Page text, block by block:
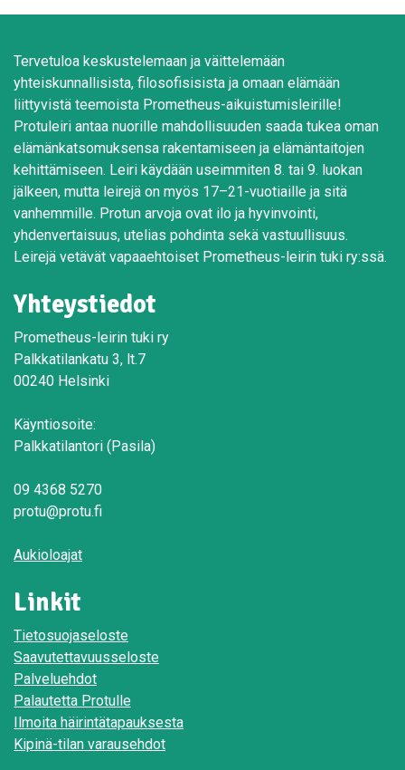
Tervetuloa keskustelemaan ja väittelemään
yhteiskunnallisista, filosofisisista ja omaan elämään
liittyvistä teemoista Prometheus-aikuistumisleirille!
Protuleiri antaa nuorille mahdollisuuden saada tukea oman
elämänkatsomuksensa rakentamiseen ja elämäntaitojen
kehittämiseen. Leiri käydään useimmiten 8. tai 9. luokan
jälkeen, mutta leirejä on myös 17–21-vuotiaille ja sitä
vanhemmille. Protun arvoja ovat ilo ja hyvinvointi,
yhdenvertaisuus, utelias pohdinta sekä vastuullisuus.
Leirejä vetävät vapaaehtoiset Prometheus-leirin tuki ry:ssä.
Yhteystiedot
Prometheus-leirin tuki ry
Palkkatilankatu 3, lt.7
00240 Helsinki
Käyntiosoite:
Palkkatilantori (Pasila)
09 4368 5270
protu@protu.fi
Aukioloajat
Linkit
Tietosuojaseloste
Saavutettavuusseloste
Palveluehdot
Palautetta Protulle
Ilmoita häirintätapauksesta
Kipinä-tilan varausehdot